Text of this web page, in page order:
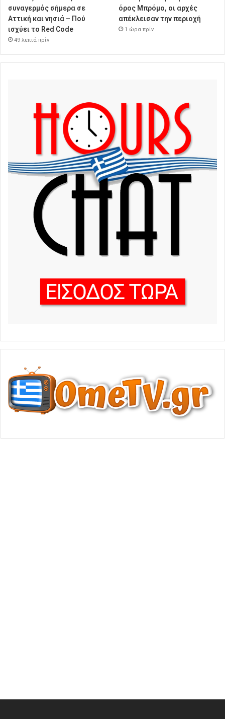
συναγερμός σήμερα σε
Αττική και νησιά – Πού
ισχύει το Red Code
49 λεπτά πρίν
όρος Μπρόμο, οι αρχές
απέκλεισαν την περιοχή
1 ώρα πρίν